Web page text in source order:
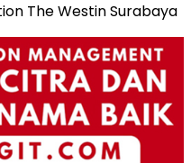
The Westin Surabaya